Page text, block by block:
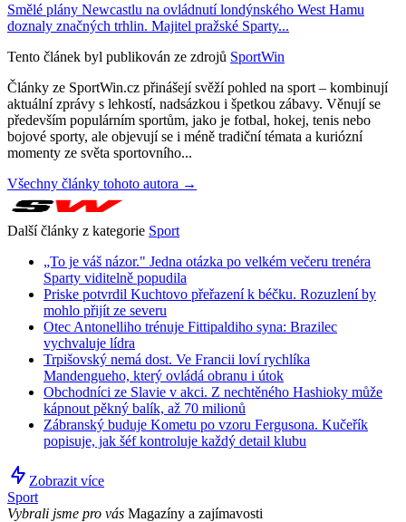
Smělé plány Newcastlu na ovládnutí londýnského West Hamu
doznaly značných trhlin. Majitel pražské Sparty...
Tento článek byl publikován ze zdrojů SportWin
Články ze SportWin.cz přinášejí svěží pohled na sport – kombinují
aktuální zprávy s lehkostí, nadsázkou i špetkou zábavy. Věnují se
především populárním sportům, jako je fotbal, hokej, tenis nebo
bojové sporty, ale objevují se i méně tradiční témata a kuriózní
momenty ze světa sportovního...
Všechny články tohoto autora →
Další články z kategorie Sport
„To je váš názor." Jedna otázka po velkém večeru trenéra
Sparty viditelně popudila
Priske potvrdil Kuchtovo přeřazení k béčku. Rozuzlení by
mohlo přijít ze severu
Otec Antonelliho trénuje Fittipaldiho syna: Brazilec
vychvaluje lídra
Trpišovský nemá dost. Ve Francii loví rychlíka
Mandengueho, který ovládá obranu i útok
Obchodníci ze Slavie v akci. Z nechtěného Hashioky může
kápnout pěkný balík, až 70 milionů
Zábranský buduje Kometu po vzoru Fergusona. Kučeřík
popisuje, jak šéf kontroluje každý detail klubu
Zobrazit více
Sport
Vybrali jsme pro vás Magazíny a zajímavosti